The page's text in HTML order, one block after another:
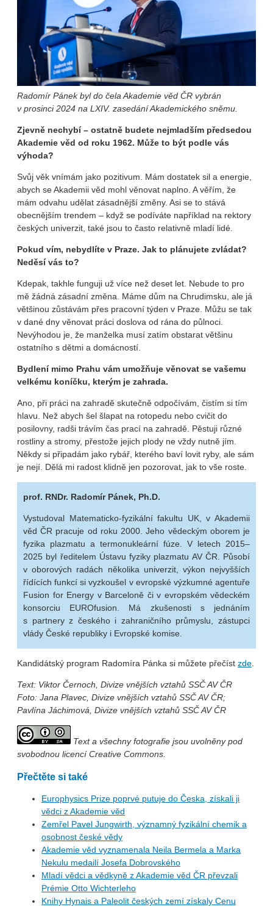
Radomír Pánek byl do čela Akademie věd ČR vybrán
v prosinci 2024 na LXIV. zasedání Akademického sněmu.
Zjevně nechybí – ostatně budete nejmladším předsedou
Akademie věd od roku 1962. Může to být podle vás
výhoda?
Svůj věk vnímám jako pozitivum. Mám dostatek sil a energie,
abych se Akademii věd mohl věnovat naplno. A věřím, že
mám odvahu udělat zásadnější změny. Asi se to stává
obecnějším trendem – když se podíváte například na rektory
českých univerzit, také jsou to často relativně mladí lidé.
Pokud vím, nebydlíte v Praze. Jak to plánujete zvládat?
Neděsí vás to?
Kdepak, takhle funguji už více než deset let. Nebude to pro
mě žádná zásadní změna. Máme dům na Chrudimsku, ale já
většinou zůstávám přes pracovní týden v Praze. Můžu se tak
v dané dny věnovat práci doslova od rána do půlnoci.
Nevýhodou je, že manželka musí zatím obstarat většinu
ostatního s dětmi a domácností.
Bydlení mimo Prahu vám umožňuje věnovat se vašemu
velkému koníčku, kterým je zahrada.
Ano, při práci na zahradě skutečně odpočívám, čistím si tím
hlavu. Než abych šel šlapat na rotopedu nebo cvičit do
posilovny, radši trávím čas prací na zahradě. Pěstuji různé
rostliny a stromy, přestože jejich plody ne vždy nutně jím.
Někdy si připadám jako rybář, kterého baví lovit ryby, ale sám
je nejí. Dělá mi radost klidně jen pozorovat, jak to vše roste.
prof. RNDr. Radomír Pánek, Ph.D.
Vystudoval Matematicko-fyzikální fakultu UK, v Akademii
věd ČR pracuje od roku 2000. Jeho vědeckým oborem je
fyzika plazmatu a termonukleární fúze. V letech 2015–
2025 byl ředitelem Ústavu fyziky plazmatu AV ČR. Působí
v oborových radách několika univerzit, výkon nejvyšších
řídících funkcí si vyzkoušel v evropské výzkumné agentuře
Fusion for Energy v Barceloně či v evropském vědeckém
konsorciu EUROfusion. Má zkušenosti s jednáním
s partnery z českého i zahraničního průmyslu, zástupci
vlády České republiky i Evropské komise.
Kandidátský program Radomíra Pánka si můžete přečíst zde.
Text: Viktor Černoch, Divize vnějších vztahů SSČ AV ČR
Foto: Jana Plavec, Divize vnějších vztahů SSČ AV ČR;
Pavlína Jáchimová, Divize vnějších vztahů SSČ AV ČR
Text a všechny fotografie jsou uvolněny pod
svobodnou licencí Creative Commons.
Přečtěte si také
Europhysics Prize poprvé putuje do Česka, získali ji
vědci z Akademie věd
Zemřel Pavel Jungwirth, významný fyzikální chemik a
osobnost české vědy
Akademie věd vyznamenala Neila Bermela a Marka
Nekulu medailí Josefa Dobrovského
Mladí vědci a vědkyně z Akademie věd ČR převzali
Prémie Otto Wichterleho
Knihy Hynais a Paleolit českých zemí získaly Cenu